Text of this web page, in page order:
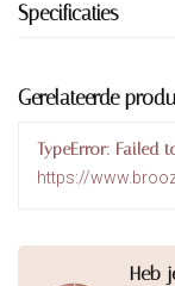
Specificaties
Gerelateerde
TypeError: Failed
https://
Heb